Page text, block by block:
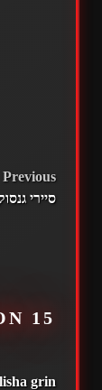
Previous
סיירי
15 THOUGHTS ON “
grin